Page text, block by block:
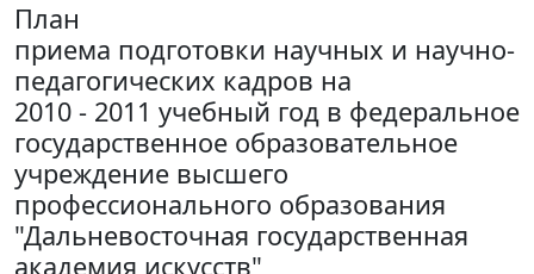
План
приема подготовки научных и научно-
педагогических кадров на
2010 - 2011 учебный год в федеральное
государственное образовательное
учреждение высшего
профессионального образования
"Дальневосточная государственная
академия искусств"